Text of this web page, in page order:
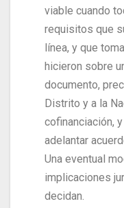
viable cuando
requisitos que
línea, y que
hicieron sobre
documento,
Distrito y a la
cofinanciación,
adelantar
Una eventual
implicaciones
decidan.